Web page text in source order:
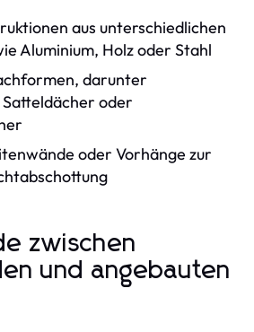
aus unterschiedlichen
Aluminium, Holz oder Stahl
darunter
oder
oder Vorhänge zur
zwischen
und angebauten